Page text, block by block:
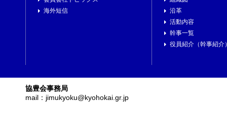
海外短信
沿革
活動内容
幹事一覧
役員紹介（幹事紹介
協豊会事務局
mail：jimukyoku@kyohokai.gr.jp